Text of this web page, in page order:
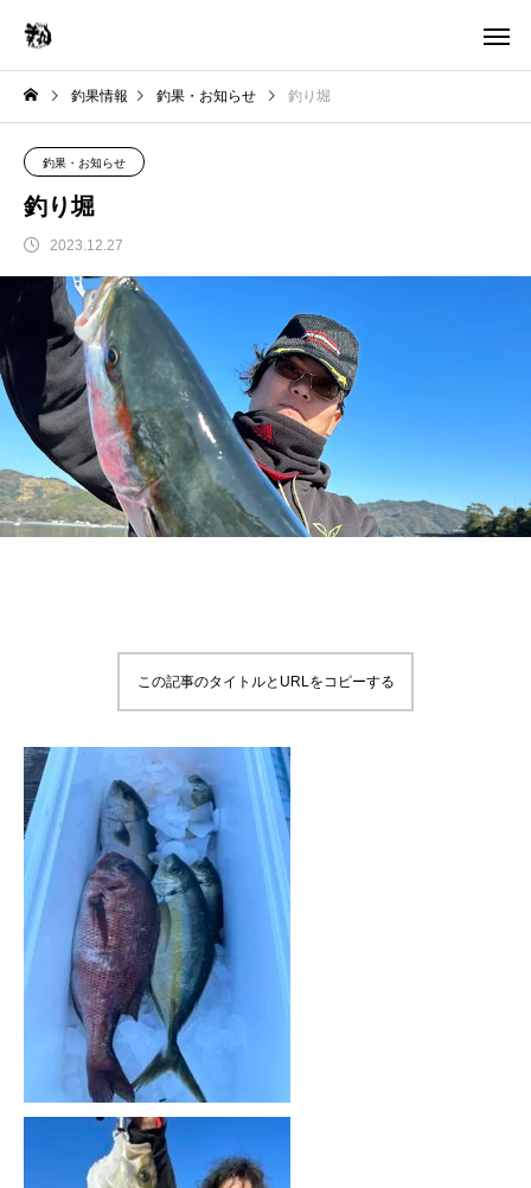
釣果情報 釣果・お知らせ 釣り堀
釣果・お知らせ
釣り堀
2023.12.27
この記事のタイトルとURLをコピーする